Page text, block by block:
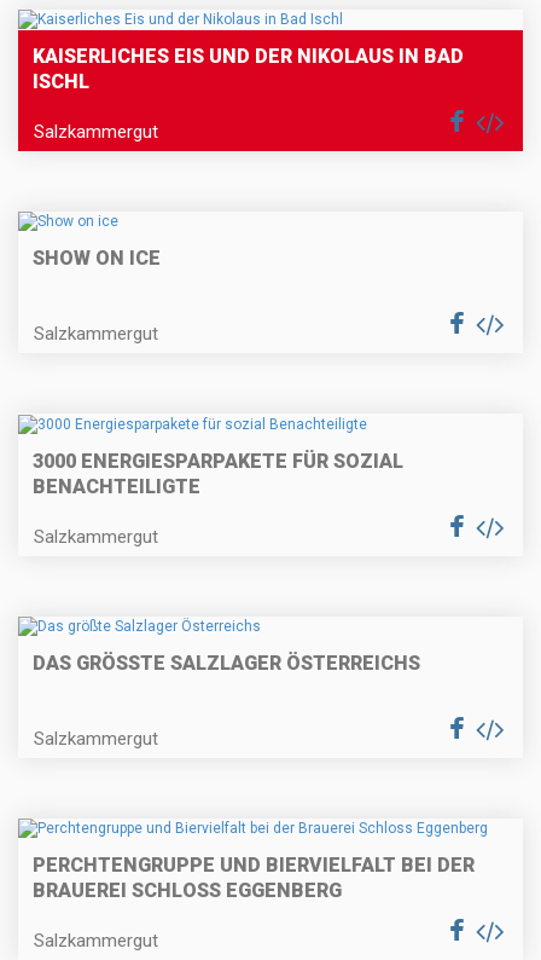
KAISERLICHES EIS UND DER NIKOLAUS IN BAD
ISCHL
Salzkammergut
SHOW ON ICE
Salzkammergut
3000 ENERGIESPARPAKETE FÜR SOZIAL
BENACHTEILIGTE
Salzkammergut
DAS GRÖSSTE SALZLAGER ÖSTERREICHS
Salzkammergut
PERCHTENGRUPPE UND BIERVIELFALT BEI DER
BRAUEREI SCHLOSS EGGENBERG
Salzkammergut